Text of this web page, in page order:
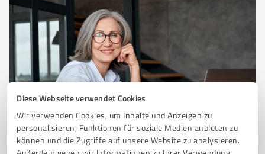
Diese Webseite verwendet Cookies
Wir verwenden Cookies, um Inhalte und Anzeigen zu
personalisieren, Funktionen für soziale Medien anbieten zu
können und die Zugriffe auf unsere Website zu analysieren.
Sie möchten auch hier gelistet werden?
Registrieren Sie sich jetzt und werden Sie ein von
Kunden empfohlener ProvenExpert!